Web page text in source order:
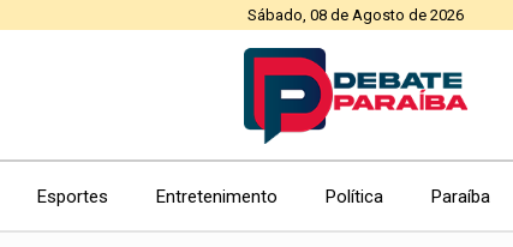
Sábado, 08 de Agosto de 2026
Esportes Entretenimento Política Paraíba